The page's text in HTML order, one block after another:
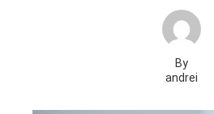
By
andrei